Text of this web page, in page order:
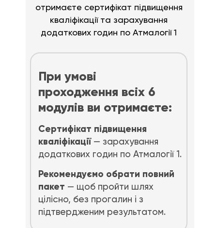
Рекомендуємо обрати повний
пакет — щоб пройти шлях
цілісно, без прогалин і з
підтвердженим результатом.
Сертифікат підвищення
кваліфікації — зарахування
додаткових годин по Атмалогії 1.
При умові
проходження всіх 6
модулів ви отримаєте:
отримаєте сертифікат підвищення
кваліфікації та зарахування
додаткових годин по Атмалогії 1